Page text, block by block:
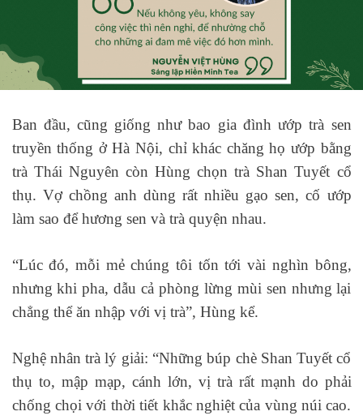
Ban đầu, cũng giống như bao gia đình ướp trà sen
truyền thống ở Hà Nội, chỉ khác chăng họ ướp bằng
trà Thái Nguyên còn Hùng chọn trà Shan Tuyết cổ
thụ. Vợ chồng anh dùng rất nhiều gạo sen, cố ướp
làm sao để hương sen và trà quyện nhau.
“Lúc đó, mỗi mẻ chúng tôi tốn tới vài nghìn bông,
nhưng khi pha, dẫu cả phòng lừng mùi sen nhưng lại
chẳng thể ăn nhập với vị trà”, Hùng kể.
Nghệ nhân trà lý giải: “Những búp chè Shan Tuyết cổ
thụ to, mập mạp, cánh lớn, vị trà rất mạnh do phải
chống chọi với thời tiết khắc nghiệt của vùng núi cao.